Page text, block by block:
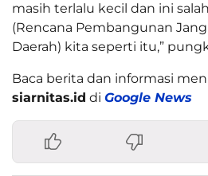
masih terlalu kecil dan ini
(Rencana Pembangunan
Daerah) kita seperti itu,”
Baca berita dan informasi
siarnitas.id di Google News